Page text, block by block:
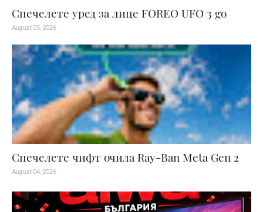
Спечелете уред за лице FOREO UFO 3 go
August 05, 2026
Спечелете чифт очила Ray-Ban Meta Gen 2
August 04, 2026